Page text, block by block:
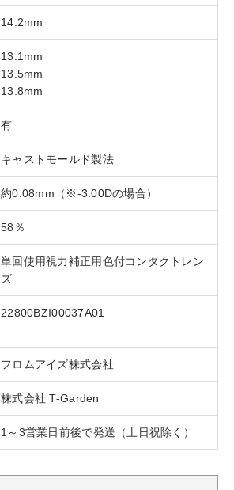
14.2mm
13.1mm
13.5mm
13.8mm
有
キャストモールド製法
約0.08mm（※-3.00Dの場合）
58％
単回使用視力補正用色付コンタクトレン
ズ
22800BZI00037A01
フロムアイズ株式会社
株式会社 T-Garden
1～3営業日前後で発送（土日祝除く）